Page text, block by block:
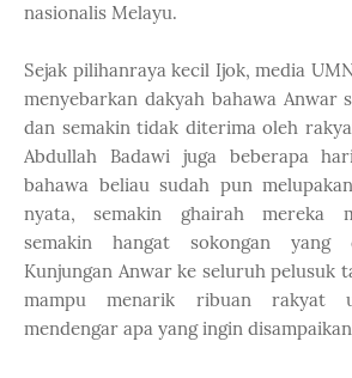
nasionalis Melayu.
Sejak pilihanraya kecil Ijok, media
menyebarkan dakyah bahawa Anwar
dan semakin tidak diterima oleh
Abdullah Badawi juga beberapa
bahawa beliau sudah pun
nyata, semakin ghairah mereka
semakin hangat sokongan yang
Kunjungan Anwar ke seluruh pelusuk
mampu menarik ribuan rakyat
mendengar apa yang ingin